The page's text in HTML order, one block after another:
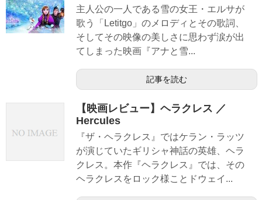
主人公の一人である雪の女王・エルサが
歌う「Letitgo」のメロディとその歌詞、
そしてその映像の美しさに思わず涙が出
てしまった映画『アナと雪...
記事を読む
【映画レビュー】ヘラクレス ／
Hercules
『ザ・ヘラクレス』ではケラン・ラッツ
が演じていたギリシャ神話の英雄、ヘラ
クレス。本作『ヘラクレス』では、その
ヘラクレスをロック様ことドウェイ...